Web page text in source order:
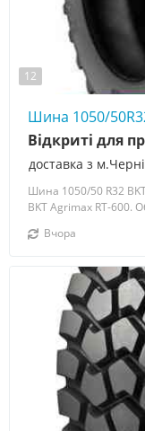
12
Шина 1050/
доставка з
Відкриті для
Шина 1050/50 R32
BKT Agrimax RT-600.
Вчора